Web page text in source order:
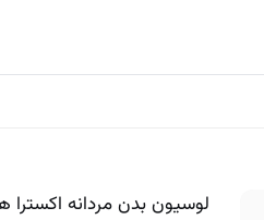
لوسیون بدن مردانه